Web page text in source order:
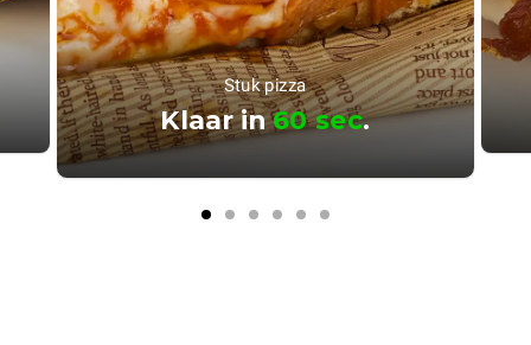
Stuk pizza
Klaar in60 sec.